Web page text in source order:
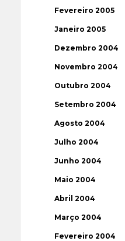
Fevereiro 2005
Janeiro 2005
Dezembro 2004
Novembro 2004
Outubro 2004
Setembro 2004
Agosto 2004
Julho 2004
Junho 2004
Maio 2004
Abril 2004
Março 2004
Fevereiro 2004